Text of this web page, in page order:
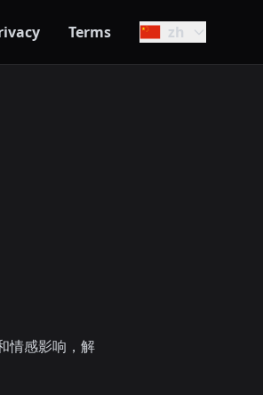
Terms zh
情感影响，解